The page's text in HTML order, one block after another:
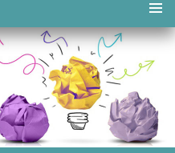
MENU